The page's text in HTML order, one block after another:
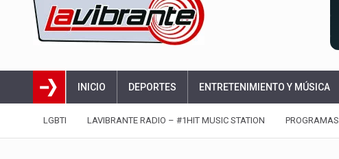
INICIO DEPORTES ENTRETENIMIENTO Y MÚSICA
LGBTI LAVIBRANTE RADIO – #1HIT MUSIC STATION PROGRAMAS